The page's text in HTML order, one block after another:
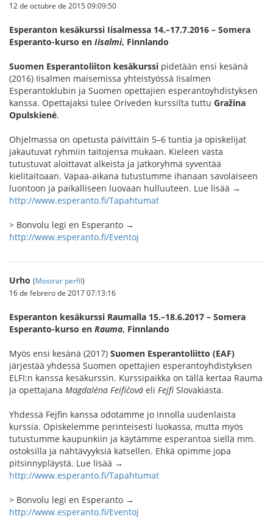
12 de octubre de 2015 09:09:50
Esperanton kesäkurssi Iisalmessa 14.–17.7.2016 – Somera
Esperanto-kurso en Iisalmi, Finnlando
Suomen Esperantoliiton kesäkurssi pidetään ensi kesänä
(2016) Iisalmen maisemissa yhteistyössä Iisalmen
Esperantoklubin ja Suomen opettajien esperantoyhdistyksen
kanssa. Opettajaksi tulee Oriveden kurssilta tuttu Gražina
Opulskienė.
Ohjelmassa on opetusta päivittäin 5–6 tuntia ja opiskelijat
jakautuvat ryhmiin taitojensa mukaan. Kieleen vasta
tutustuvat aloittavat alkeista ja jatkoryhmä syventää
kielitaitoaan. Vapaa-aikana tutustumme ihanaan savolaiseen
luontoon ja paikalliseen luovaan hulluuteen. Lue lisää →
http://www.esperanto.fi/Tapahtumat
> Bonvolu legi en Esperanto →
http://www.esperanto.fi/Eventoj
Urho (Mostrar perfil)
16 de febrero de 2017 07:13:16
Esperanton kesäkurssi Raumalla 15.–18.6.2017 – Somera
Esperanto-kurso en Rauma, Finnlando
Myös ensi kesänä (2017) Suomen Esperantoliitto (EAF)
järjestää yhdessä Suomen opettajien esperantoyhdistyksen
ELFI:n kanssa kesäkurssin. Kurssipaikka on tällä kertaa Rauma
ja opettajana Magdaléna Feifičová eli Fejfi Slovakiasta.
Yhdessä Fejfin kanssa odotamme jo innolla uudenlaista
kurssia. Opiskelemme perinteisesti luokassa, mutta myös
tutustumme kaupunkiin ja käytämme esperantoa siellä mm.
ostoksilla ja nähtävyyksiä katsellen. Ehkä opimme jopa
pitsinnypläystä. Lue lisää →
http://www.esperanto.fi/Tapahtumat
> Bonvolu legi en Esperanto →
http://www.esperanto.fi/Eventoj